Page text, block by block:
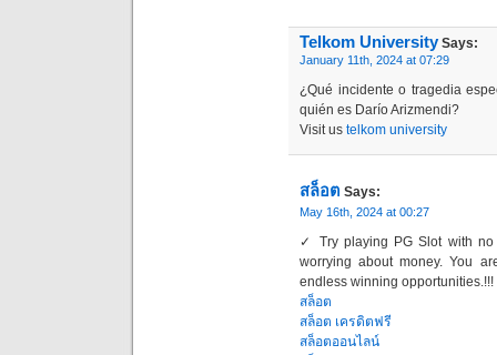
Telkom UniversitySays:
January 11th, 2024 at 07:29
¿Qué incidente o tragedia
quién es Darío Arizmendi?
Visit us telkom university
สล็อต Says:
May 16th, 2024 at 00:27
✓ Try playing PG Slot with
worrying about money. You
endless winning opportunities.!!!
สล็อต
สล็อต เครดิตฟรี
สล็อตออนไลน์